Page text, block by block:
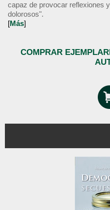
capaz de provocar reflexiones
dolorosos".
[Más]
COMPRAR